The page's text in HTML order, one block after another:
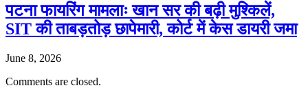
पटना फायरिंग मामलाः खान सर की बढ़ी मुश्किलें,
SIT की ताबड़तोड़ छापेमारी, कोर्ट में केस डायरी जमा
June 8, 2026
Comments are closed.